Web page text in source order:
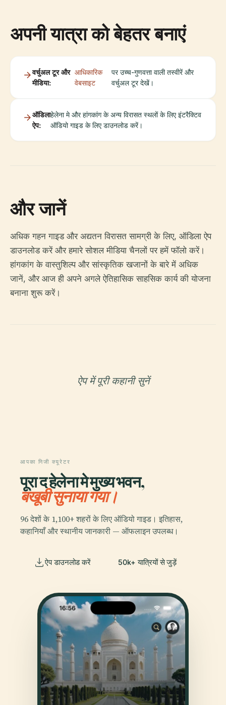
अपनी यात्रा को बेहतर बनाएं
वर्चुअल टूर और
मीडिया:
आधिकारिक
वेबसाइट
पर उच्च-गुणवत्ता वाली तस्वीरें और
वर्चुअल टूर देखें।
ऑडिला
ऐप:
हेलेना मे और हांगकांग के अन्य विरासत स्थलों के लिए इंटरैक्टिव
ऑडियो गाइड के लिए डाउनलोड करें।
और जानें
अधिक गहन गाइड और अद्यतन विरासत सामग्री के लिए, ऑडिला ऐप
डाउनलोड करें और हमारे सोशल मीडिया चैनलों पर हमें फॉलो करें।
हांगकांग के वास्तुशिल्प और सांस्कृतिक खजानों के बारे में अधिक
जानें, और आज ही अपने अगले ऐतिहासिक साहसिक कार्य की योजना
बनाना शुरू करें।
ऐप में पूरी कहानी सुनें
आपका निजी क्यूरेटर
पूरा द हेलेना मे मुख्य भवन,
बखूबी सुनाया गया।
96 देशों के 1,100+ शहरों के लिए ऑडियो गाइड। इतिहास,
कहानियाँ और स्थानीय जानकारी — ऑफलाइन उपलब्ध।
ऐप डाउनलोड करें 50k+ यात्रियों से जुड़ें